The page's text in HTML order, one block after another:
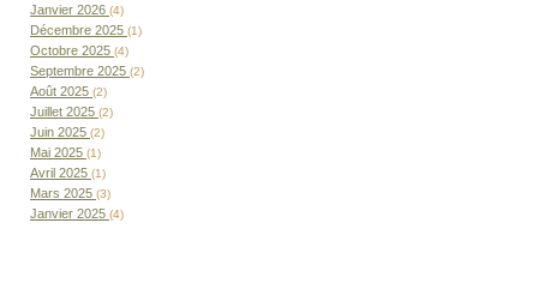
Janvier 2026 (4)
Décembre 2025 (1)
Octobre 2025 (4)
Septembre 2025 (2)
Août 2025 (2)
Juillet 2025 (2)
Juin 2025 (2)
Mai 2025 (1)
Avril 2025 (1)
Mars 2025 (3)
Janvier 2025 (4)